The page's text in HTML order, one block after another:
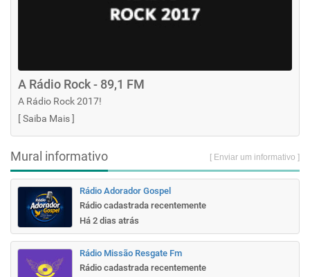
A Rádio Rock - 89,1 FM
A Rádio Rock 2017!
[Saiba Mais]
Mural informativo [ Enviar um informativo ]
Rádio Adorador Gospel
Rádio cadastrada recentemente
Há 2 dias atrás
Rádio Missão Resgate Fm
Rádio cadastrada recentemente